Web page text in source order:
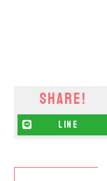
SHARE!
line